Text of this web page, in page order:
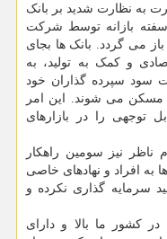
به نظارت شدید بر بانک
سفته بازانه توسط شرکت
می گردد. بانک ها بجای
و کمک به تولید، به
سود سپرده گذاران خود
مسکن می شوند. این امر
توجهی را در بازارهای
ناظر نیز سومین راهکار
افراد و نهادهای خاصی
سرمایه گذاری نکرده و
کشور ما بالا و دارای